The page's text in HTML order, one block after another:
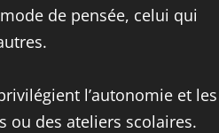
de pensée, celui qui
l’autonomie et les
ou des ateliers scolaires.